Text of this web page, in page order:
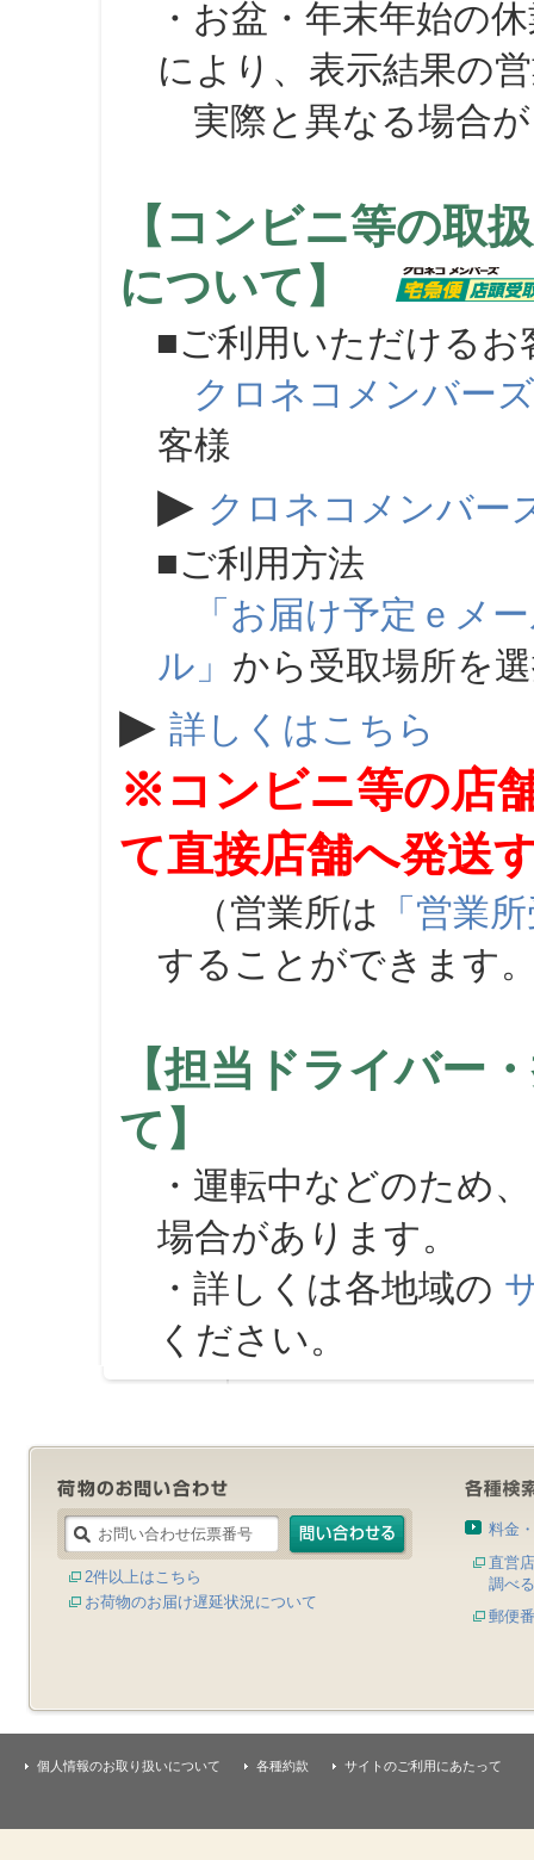
・お盆・年末年始の
により、表示結果の
実際と異なる場合が
【コンビニ等の取
について】
■ご利用いただけるお
クロネコメンバーズ
客様
▶ クロネコメンバー
■ご利用方法
「お届け予定ｅメ
ル」 から受取場所を
▶ 詳しくはこちら
※コンビニ等の店
て直接店舗へ発送
（営業所は 「営業
することができます
【担当ドライバー
て】
・運転中などのため
場合があります。
・詳しくは各地域の
ください。
2件以上はこちら
お荷物のお届け遅延状況について
料金
直営
調べる
郵便
個人情報のお取り扱いについて 各種約款 サイトのご利用にあたって